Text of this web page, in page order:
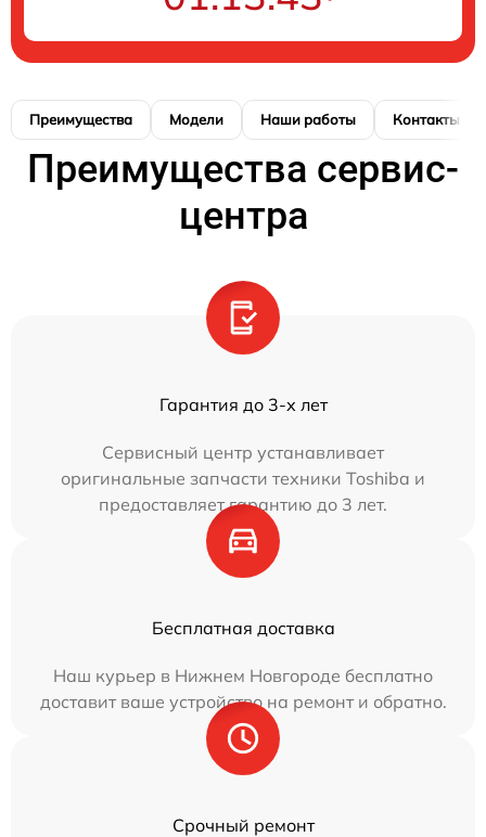
Преимущества Модели Наши работы Контакты
Преимущества сервис-
центра
Гарантия до 3-х лет
Сервисный центр устанавливает
оригинальные запчасти техники Toshiba и
предоставляет гарантию до 3 лет.
Бесплатная доставка
Наш курьер в Нижнем Новгороде бесплатно
доставит ваше устройство на ремонт и обратно.
Срочный ремонт